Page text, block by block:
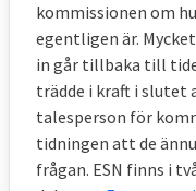
kommissionen om
egentligen är.
in går tillbaka till
trädde i kraft i slutet
talesperson för
tidningen att de
frågan. ESN finns i